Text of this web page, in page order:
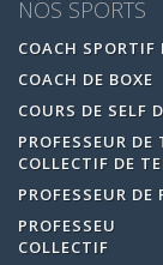
NOS SPORTS
COACH SPORTIF
COACH DE BOXE
COURS DE SELF
PROFESSEUR
COLLECTIF DE
PROFESSEUR DE
PROFESSEUR
COLLECTIF